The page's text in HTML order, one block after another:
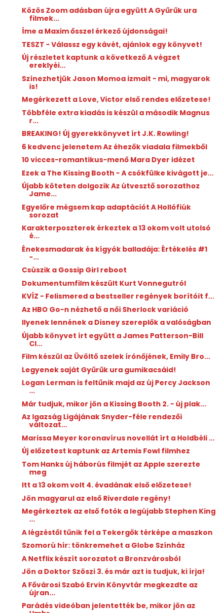
Közös Zoom adásban újra együtt A Gyűrűk ura
filmek...
Íme a Maxim ősszel érkező újdonságai!
TESZT - Válassz egy kávét, ajánlok egy könyvet!
Új részletet kaptunk a következő A végzet
ereklyéi...
Színezhetjük Jason Momoa izmait - mi, magyarok
is!
Megérkezett a Love, Victor első rendes előzetese!
Többféle extra kiadás is készül a második Magnus
r...
BREAKING! Új gyerekkönyvet írt J.K. Rowling!
6 kedvenc jelenetem Az éhezők viadala filmekből
10 vicces-romantikus-menő Mara Dyer idézet
Ezek a The Kissing Booth - A csókfülke kivágott je...
Újabb köteten dolgozik Az útvesztő sorozathoz
Jame...
Egyelőre mégsem kap adaptációt A Hollófiúk
sorozat
Karakterposzterek érkeztek a 13 okom volt utolsó
é...
Énekesmadarak ​és kígyók balladája: Értékelés #1
-...
Csúszik a Gossip Girl reboot
Dokumentumfilm készült Kurt Vonnegutról
KVÍZ - Felismered a bestseller regények borítóit f...
Az HBO Go-n nézhető a női Sherlock variáció
Ilyenek lennének a Disney szereplők a valóságban
Újabb könyvet írt együtt a James Patterson-Bill
Cl...
Film készül az Üvöltő szelek írónőjének, Emily Bro...
Legyenek saját Gyűrűk ura gumikacsáid!
Logan Lerman is feltűnik majd az új Percy Jackson
...
Már tudjuk, mikor jön a Kissing Booth 2. - új plak...
Az Igazság Ligájának Snyder-féle rendezői
változat...
Marissa Meyer koronavírus novellát írt a Holdbéli ...
Új előzetest kaptunk az Artemis Fowl filmhez
Tom Hanks új háborús filmjét az Apple szerezte
meg
Itt a 13 okom volt 4. évadának első előzetese!
Jön magyarul az első Riverdale regény!
Megérkeztek az első fotók a legújabb Stephen King
...
A légzéstől tűnik fel a Tekergők térképe a maszkon
Szomorú hír: tönkremehet a Globe Színház
A Netflix készít sorozatot a Bronzvárosból
Jön a Doktor Szöszi 3. és már azt is tudjuk, ki írja!
A Fővárosi Szabó Ervin Könyvtár megkezdte az
újran...
Parádés videóban jelentették be, mikor jön az